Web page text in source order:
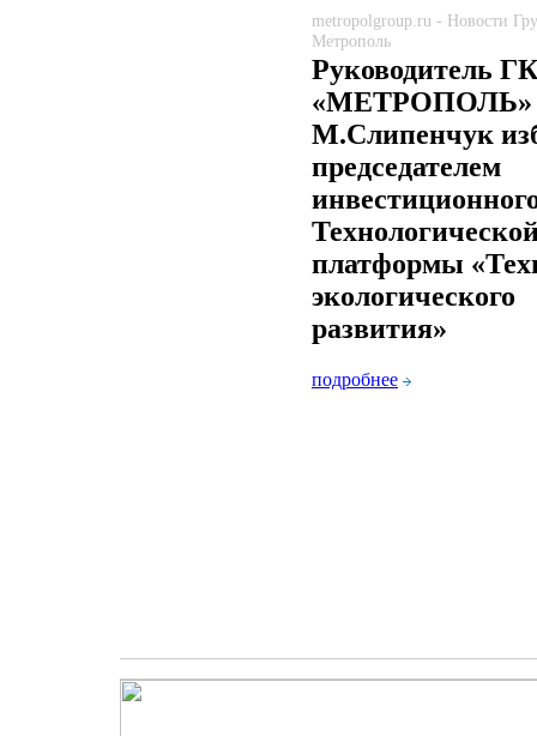
metropolgroup.ru - Новости
Метрополь
Руководитель ГК
«МЕТРОПОЛЬ»
М.Слипенчук
председателем
платформы
экологического
развития»
подробнее